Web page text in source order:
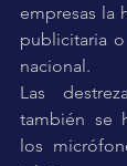
empresas la
publicitaria
nacional.
Las
también se
los